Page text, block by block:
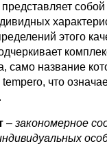
этого
само название
tempero, что
– закономерное